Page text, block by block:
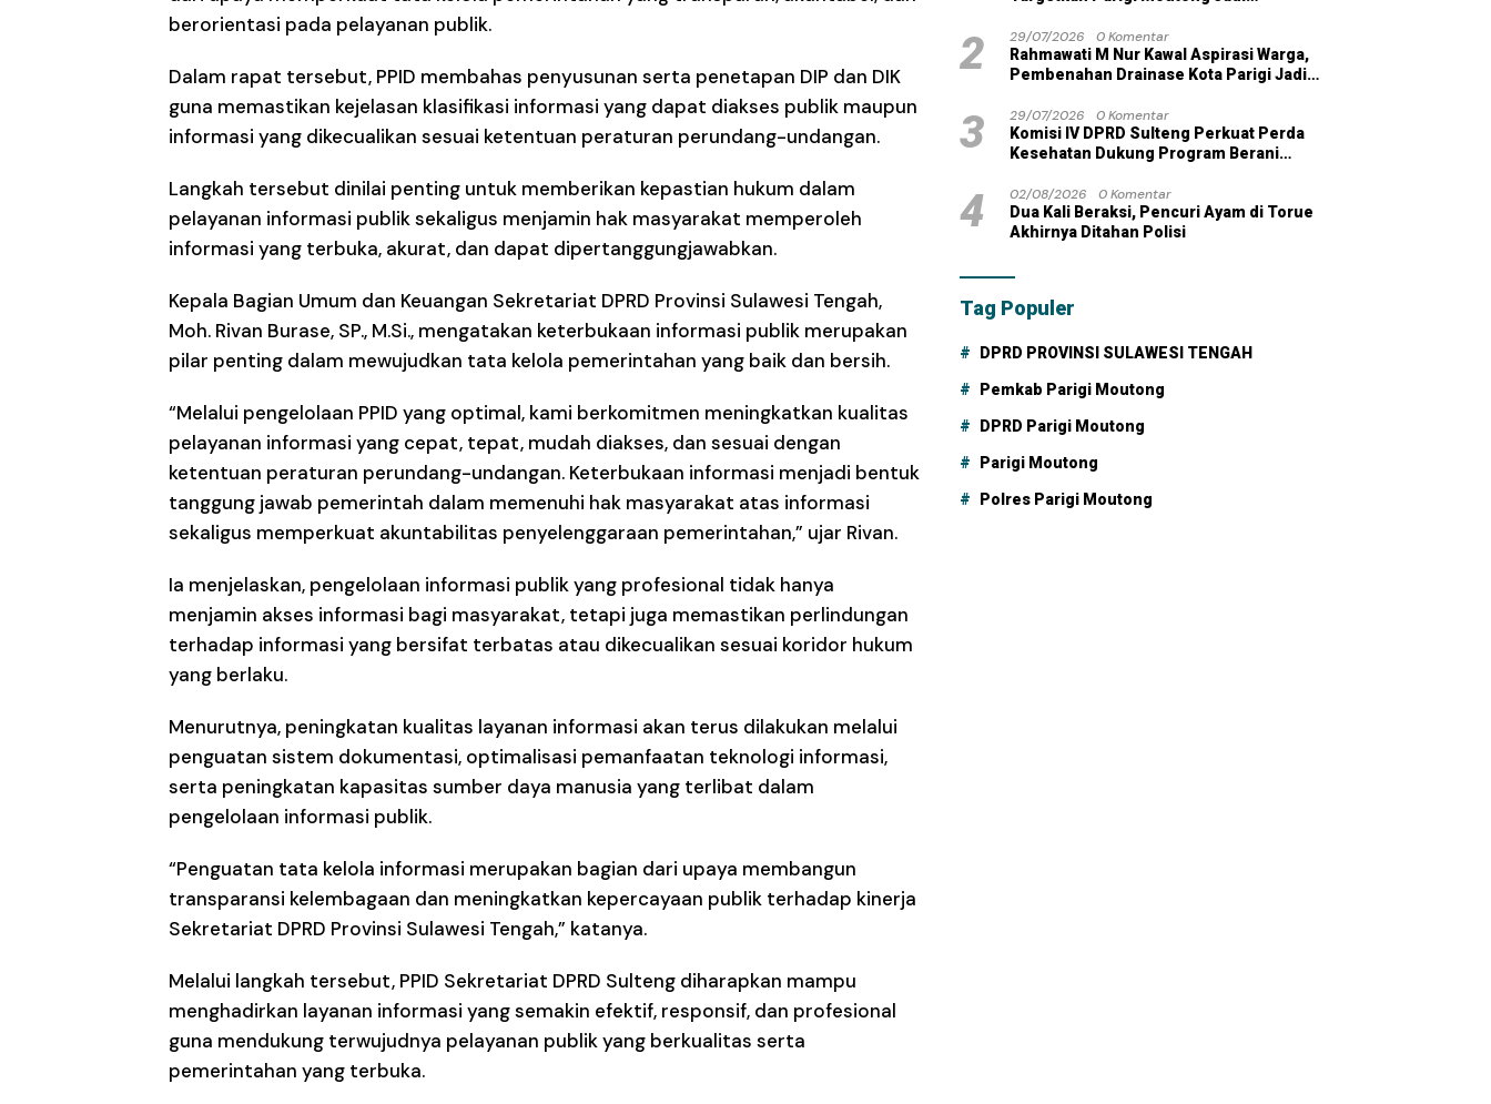
berorientasi pada pelayanan publik.
Dalam rapat tersebut, PPID membahas penyusunan serta penetapan DIP dan DIK
guna memastikan kejelasan klasifikasi informasi yang dapat diakses publik maupun
informasi yang dikecualikan sesuai ketentuan peraturan perundang-undangan.
Langkah tersebut dinilai penting untuk memberikan kepastian hukum dalam
pelayanan informasi publik sekaligus menjamin hak masyarakat memperoleh
informasi yang terbuka, akurat, dan dapat dipertanggungjawabkan.
Kepala Bagian Umum dan Keuangan Sekretariat DPRD Provinsi Sulawesi Tengah,
Moh. Rivan Burase, SP., M.Si., mengatakan keterbukaan informasi publik merupakan
pilar penting dalam mewujudkan tata kelola pemerintahan yang baik dan bersih.
“Melalui pengelolaan PPID yang optimal, kami berkomitmen meningkatkan kualitas
pelayanan informasi yang cepat, tepat, mudah diakses, dan sesuai dengan
ketentuan peraturan perundang-undangan. Keterbukaan informasi menjadi bentuk
tanggung jawab pemerintah dalam memenuhi hak masyarakat atas informasi
sekaligus memperkuat akuntabilitas penyelenggaraan pemerintahan,” ujar Rivan.
Ia menjelaskan, pengelolaan informasi publik yang profesional tidak hanya
menjamin akses informasi bagi masyarakat, tetapi juga memastikan perlindungan
terhadap informasi yang bersifat terbatas atau dikecualikan sesuai koridor hukum
yang berlaku.
Menurutnya, peningkatan kualitas layanan informasi akan terus dilakukan melalui
penguatan sistem dokumentasi, optimalisasi pemanfaatan teknologi informasi,
serta peningkatan kapasitas sumber daya manusia yang terlibat dalam
pengelolaan informasi publik.
“Penguatan tata kelola informasi merupakan bagian dari upaya membangun
transparansi kelembagaan dan meningkatkan kepercayaan publik terhadap kinerja
Sekretariat DPRD Provinsi Sulawesi Tengah,” katanya.
Melalui langkah tersebut, PPID Sekretariat DPRD Sulteng diharapkan mampu
menghadirkan layanan informasi yang semakin efektif, responsif, dan profesional
guna mendukung terwujudnya pelayanan publik yang berkualitas serta
pemerintahan yang terbuka.
2 29/07/2026
0 Komentar
Rahmawati M Nur Kawal Aspirasi Warga,
Pembenahan Drainase Kota Parigi Jadi
3 29/07/2026
0 Komentar
Komisi IV DPRD Sulteng Perkuat Perda
Kesehatan Dukung Program Berani
4 02/08/2026
0 Komentar
Dua Kali Beraksi, Pencuri Ayam di Torue
Akhirnya Ditahan Polisi
Tag Populer
DPRD PROVINSI SULAWESI TENGAH
Pemkab Parigi Moutong
DPRD Parigi Moutong
Parigi Moutong
Polres Parigi Moutong